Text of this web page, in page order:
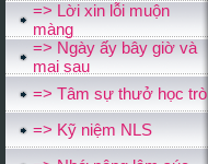
=> Lời xin lỗi muộn
màng
=> Ngày ấy bây giờ và
mai sau
=> Tâm sự thưở học trò
=> Kỹ niệm NLS